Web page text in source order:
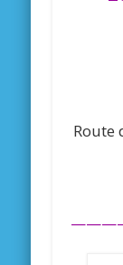
Route